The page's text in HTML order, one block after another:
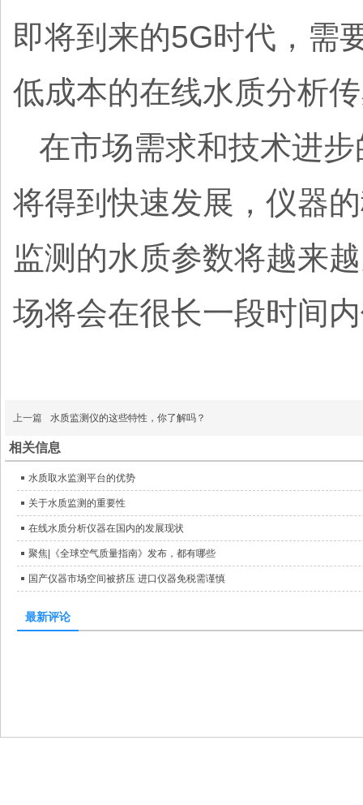
即将到来的5G时代，需
低成本的在线水质分析
在市场需求和技术进
将得到快速发展，仪器
监测的水质参数将越来
场将会在很长一段时间
上一篇 水质监测仪的这些特性，你了解吗？
相关信息
水质取水监测平台的优势
关于水质监测的重要性
在线水质分析仪器在国内的发展现状
聚焦|《全球空气质量指南》发布，都有哪些
国产仪器市场空间被挤压 进口仪器免税需谨慎
最新评论